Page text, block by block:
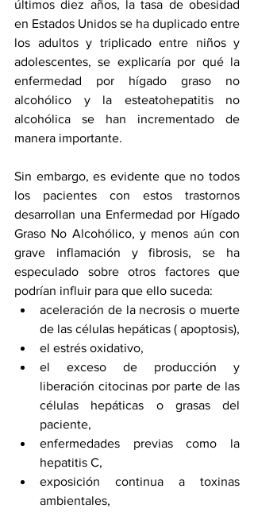
últimos diez años, la tasa de obesidad
en Estados Unidos se ha duplicado entre
los adultos y triplicado entre niños y
adolescentes, se explicaría por qué la
enfermedad por hígado graso no
alcohólico y la esteatohepatitis no
alcohólica se han incrementado de
manera importante.
Sin embargo, es evidente que no todos
los pacientes con estos trastornos
desarrollan una Enfermedad por Hígado
Graso No Alcohólico, y menos aún con
grave inflamación y fibrosis, se ha
especulado sobre otros factores que
podrían influir para que ello suceda:
aceleración de la necrosis o muerte
el estrés oxidativo,
el exceso de producción y
liberación citocinas por parte de las
células hepáticas o grasas del
paciente,
enfermedades previas como la
hepatitis C,
exposición continua a toxinas
ambientales,